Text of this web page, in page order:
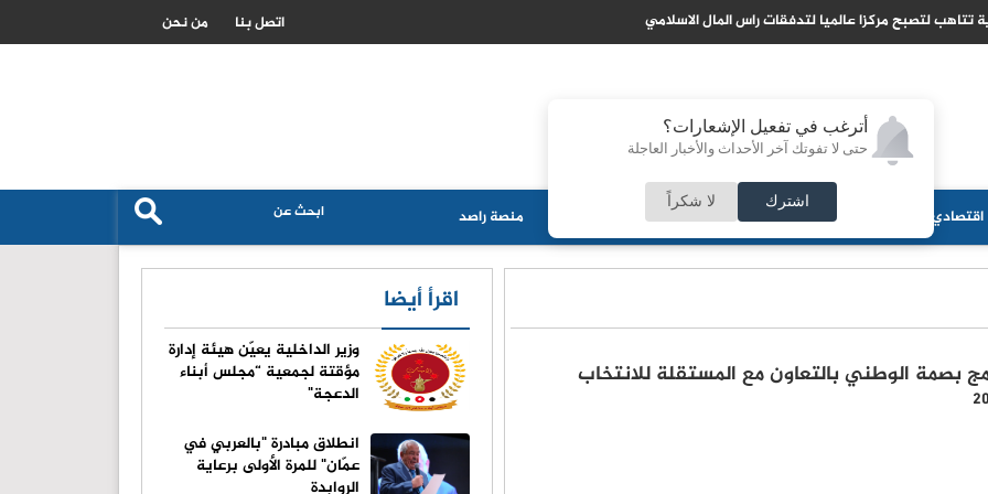
أترغب في تفعيل الإشعارات؟
حتى لا تفوتك آخر الأحداث والأخبار العاجلة
اشترك لا شكراً
تتاهب لتصبح مركزا عالميا لتدفقات راس المال الاسلامي الزراعة الاردنية تكشف حجم استهلاك القمح والشعير وتؤكد تعزيز الامن
من نحن اتصل بنا
اقتصادي منوعات ثقافة مجلس الأمة منصة راصد
بصمة الوطني بالتعاون مع المستقلة للانتخاب
اقرأ أيضا
وزير الداخلية يعيّن هيئة إدارة
مؤقتة لجمعية “مجلس أبناء
الدعجة"
انطلاق مبادرة "بالعربي في
عمّان" للمرة الأولى برعاية
الروابدة